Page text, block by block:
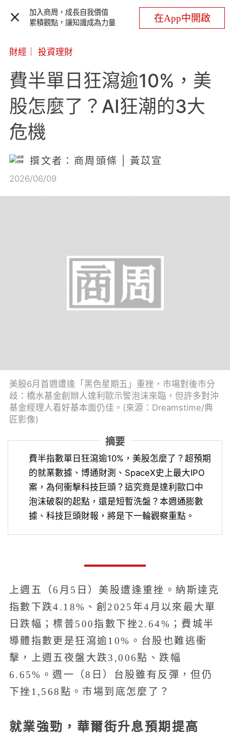
加入商周，成長自我價值
累積觀點，讓知識成為力量
在App中開啟
財經 投資理財
費半單日狂瀉逾10%，美
股怎麼了？AI狂潮的3大
危機
撰文者：商周頭條 | 黃苡宣
2026/06/09
美股6月首週遭逢「黑色星期五」重挫，市場對後市分
歧：橋水基金創辦人達利歐示警泡沫來臨，但許多對沖
基金經理人看好基本面仍佳。(來源：Dreamstime/典
匠影像)
摘要
費半指數單日狂瀉逾10%，美股怎麼了？超預期
的就業數據、博通財測、SpaceX史上最大IPO
案，為何衝擊科技巨頭？這究竟是達利歐口中
泡沫破裂的起點，還是短暫洗盤？本週通膨數
據、科技巨頭財報，將是下一輪觀察重點。
上週五（6月5日）美股遭逢重挫。納斯達克
指數下跌4.18%、創2025年4月以來最大單
日跌幅；標普500指數下挫2.64%；費城半
導體指數更是狂瀉逾10%。台股也難逃衝
擊，上週五夜盤大跌3,006點、跌幅
6.65%。週一（8日）台股雖有反彈，但仍
下挫1,568點。市場到底怎麼了？
就業強勁，華爾街升息預期提高